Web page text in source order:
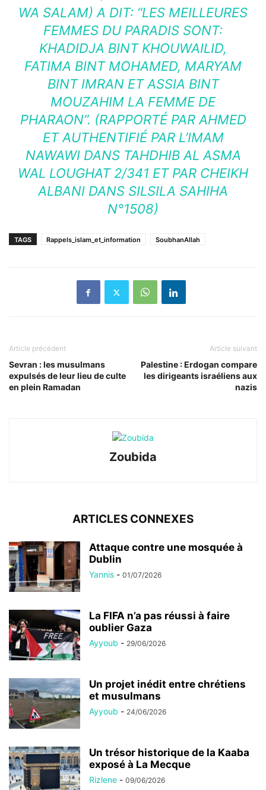
WA SALAM) A DIT: “LES MEILLEURES
FEMMES DU PARADIS SONT:
KHADIDJA BINT KHOUWAILID,
FATIMA BINT MOHAMED, MARYAM
BINT IMRAN ET ASSIA BINT
MOUZAHIM LA FEMME DE
PHARAON”. (RAPPORTÉ PAR AHMED
ET AUTHENTIFIÉ PAR L’IMAM
NAWAWI DANS TAHDHIB AL ASMA
WAL LOUGHAT 2/341 ET PAR CHEIKH
ALBANI DANS SILSILA SAHIHA
N°1508)
TAGS Rappels_islam_et_information SoubhanAllah
Article précédent
Sevran : les musulmans
expulsés de leur lieu de culte
en plein Ramadan
Article suivant
Palestine : Erdogan compare
les dirigeants israéliens aux
nazis
Zoubida
ARTICLES CONNEXES
Attaque contre une mosquée à
Dublin
Yannis - 01/07/2026
La FIFA n’a pas réussi à faire
oublier Gaza
Ayyoub - 29/06/2026
Un projet inédit entre chrétiens
et musulmans
Ayyoub - 24/06/2026
Un trésor historique de la Kaaba
exposé à La Mecque
Rizlene - 09/06/2026